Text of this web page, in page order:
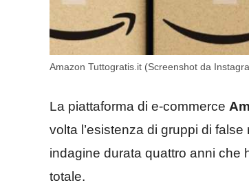
Amazon Tuttogratis.it (Screenshot da
La piattaforma di e-commerce
volta l’esistenza di gruppi di
indagine durata quattro anni che
totale.